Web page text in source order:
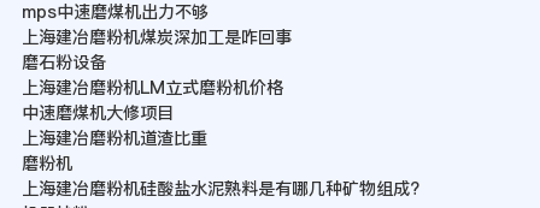
mps中速磨煤机出力不够
上海建冶磨粉机煤炭深加工是咋回事
磨石粉设备
上海建冶磨粉机LM立式磨粉机价格
中速磨煤机大修项目
上海建冶磨粉机道渣比重
磨粉机
上海建冶磨粉机硅酸盐水泥熟料是有哪几种矿物组成?